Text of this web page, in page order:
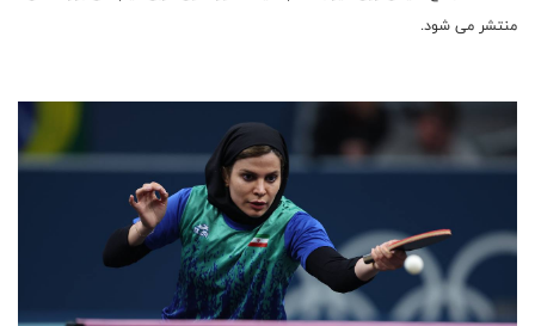
منتشر می شود.